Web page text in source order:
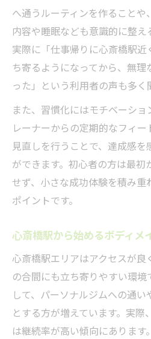
へ通うルーティンを作ること
内容や睡眠なども意識的に整え
実際に「仕事帰りに心斎橋駅
ち寄るようになってから、無
った」という利用者の声も多く
また、習慣化にはモチベーシ
レーナーからの定期的なフィ
見直しを行うことで、達成感を
ができます。初心者の方は最初
せず、小さな成功体験を積み
ポイントです。
心斎橋駅から始めるボディメ
心斎橋駅エリアはアクセスが
の合間にも立ち寄りやすい環
して、パーソナルジムへの通
とする方が増えています。実
は継続率が高い傾向にあります。